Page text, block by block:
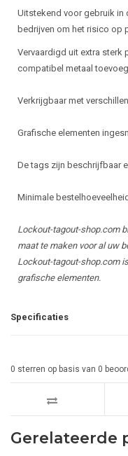
Uitstekend voor gebruik in
bedrijven om het risico op
Vervaardigd uit extra sterk
compatibel metaal
Verkrijgbaar met
Grafische elementen
De tags zijn beschrijfbaar
Minimale
Lockout-tagout-shop.com
maat te maken voor al uw
Lockout-tagout-shop.com
grafische elementen.
Specificaties
0 sterren op basis van 0
Gerelateerde